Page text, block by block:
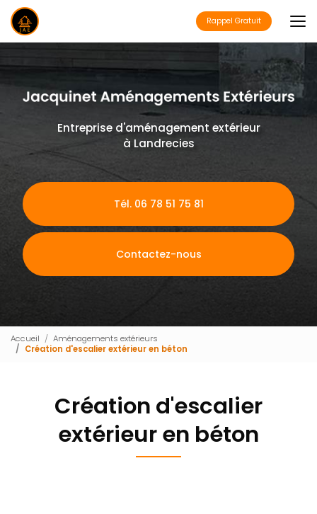
Aller
au
contenu
principal
Rappel Gratuit
Entreprise d'aménagement extérieur
à Landrecies
Tél. 06 78 51 75 81
Contactez-nous
Accueil
Aménagements extérieurs
Création d'escalier extérieur en béton
Création d'escalier
extérieur en béton